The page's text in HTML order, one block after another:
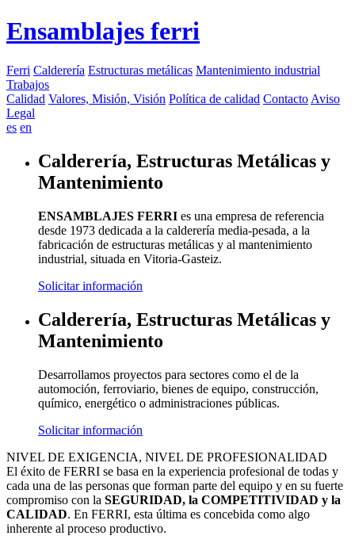
Ensamblajes ferri
Ferri Calderería Estructuras metálicas Mantenimiento industrial
Trabajos
Calidad Valores, Misión, Visión Política de calidad Contacto Aviso
Legal
es en
Calderería, Estructuras Metálicas y
Mantenimiento
ENSAMBLAJES FERRI es una empresa de referencia
desde 1973 dedicada a la calderería media-pesada, a la
fabricación de estructuras metálicas y al mantenimiento
industrial, situada en Vitoria-Gasteiz.
Solicitar información
Calderería, Estructuras Metálicas y
Mantenimiento
Desarrollamos proyectos para sectores como el de la
automoción, ferroviario, bienes de equipo, construcción,
químico, energético o administraciones públicas.
Solicitar información
NIVEL DE EXIGENCIA, NIVEL DE PROFESIONALIDAD
El éxito de FERRI se basa en la experiencia profesional de todas y
cada una de las personas que forman parte del equipo y en su fuerte
compromiso con la SEGURIDAD, la COMPETITIVIDAD y la
CALIDAD. En FERRI, esta última es concebida como algo
inherente al proceso productivo.